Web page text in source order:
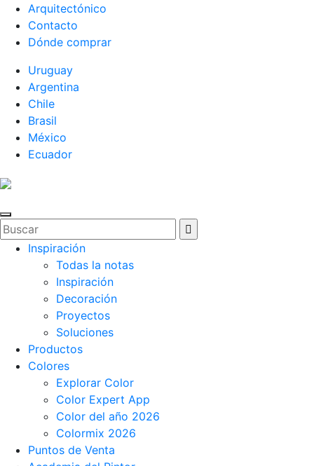
Arquitectónico
Contacto
Dónde comprar
Uruguay
Argentina
Chile
Brasil
México
Ecuador
Inspiración
Todas la notas
Inspiración
Decoración
Proyectos
Soluciones
Productos
Colores
Explorar Color
Color Expert App
Color del año 2026
Colormix 2026
Puntos de Venta